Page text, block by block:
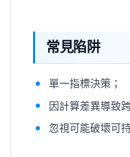
常見陷阱
單一指標決策；
因計算差異導致
忽視可能破壞可